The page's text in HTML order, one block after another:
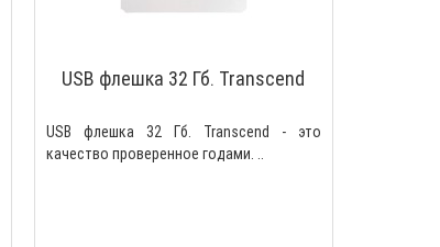
USB флешка 32 Гб. Transcend
USB флешка 32 Гб. Transcend - это
качество проверенное годами. ..